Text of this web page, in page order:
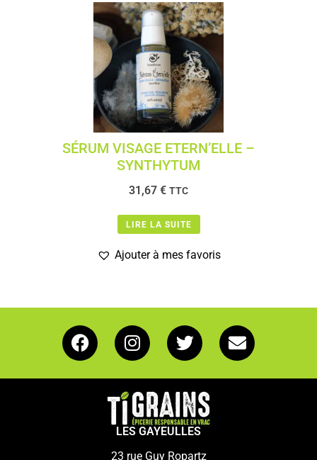
SÉRUM VISAGE ETERN’ELLE –
SYNTHYTUM
31,67 € TTC
LIRE LA SUITE
Ajouter à mes favoris
LES GAYEULLES
23 rue Guy Ropartz